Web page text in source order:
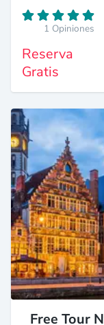
1 Opiniones
Reserva
Gratis
Free Tour